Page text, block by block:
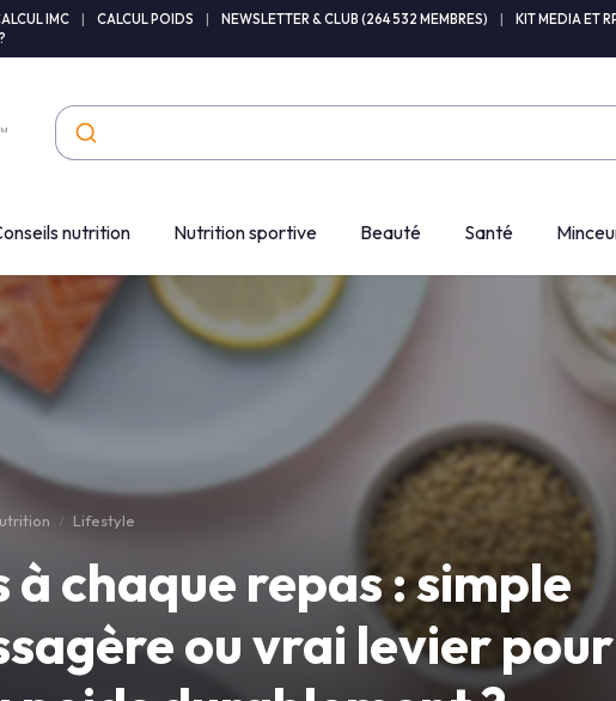
IMC CALCUL POIDS NEWSLETTER & CLUB (264 532 MEMBRES) KIT MEDIA ET
nutrition Nutrition sportive Beauté Santé
Lifestyle
à chaque repas : simple
ou vrai levier pour